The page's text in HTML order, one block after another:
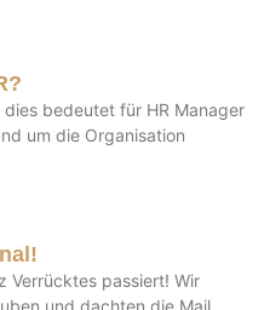
bedeutet für HR Manager
um die Organisation
Verrücktes passiert! Wir
und dachten die Mail